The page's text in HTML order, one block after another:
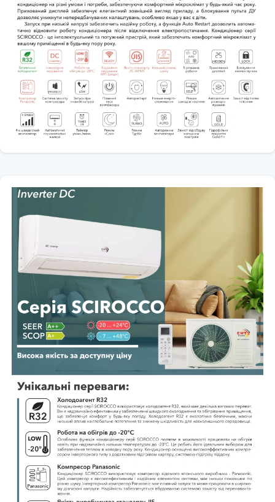
💨Продуктивність повітря:до1090 м³/год
📲Wi-Fi:опціонально (Wi-Fi Ready)
Режими роботи:
❄️ Охолодження
🔥 Обігрів
💧 Осушення
💨 Вентиляція
🔄 Автоматичний режим
🛠️Додаткові функції:
⏰ Таймер 24 години
🌡️ Чергове опалення +8°C
❄️ Підігрів дренажного піддона
🔒 Блокування пульта дистанційного керування
❄️ Робота на охолодження до
✅ Чому варто обрати саме цю модель
💎EWT Clima Scirocco Inverter S-240SDP-HRFN8
— це потужний
інверторний кондиціонер преміум-класу, розрахований на
ефективне кондиціонування приміщень площею до65 м².
⚡ Інверторна технологія забезпечує швидке охолодження та
обігрів, підтримує стабільну температуру та дозволяє суттєво
знизити витрати електроенергії.
🔥 Завдяки роботі в режимі теплового насоса до-20°C, компресору
Panasonicта антикорозійному покриттюBLUE FIN, кондиціонер
відзначається високою надійністю та довговічністю навіть у
складних кліматичних умовах.
🏠 Модель стане чудовим вибором для великих квартир,
приватних будинків, офісів, магазинів, кафе та інших комерційних
приміщень, забезпечуючи комфортний мікроклімат у будь-яку
пору року.
climat-opt пропонує лише оригінальну кліматичну техніку EWT
Clima з офіційною гарантією, професійною консультацією та
оптимальне рішення саме для вашого дому чи бізнесу.